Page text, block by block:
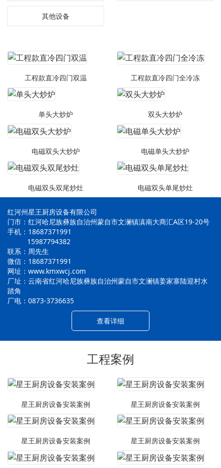
其他设备
工程款直冷四门双温 工程款直冷四门全冷冻
单头大炒炉 双头大炒炉
电磁双头大炒炉 电磁单头大炒炉
电磁双头双尾炒灶 电磁双头单尾炒灶
红河州星王厨房设备有限公司
门市：红河哈尼族彝族自治州蒙自市文澜镇滇南大商汇A区19-20号
手机：18687371991
15987794382
联系：周先生
微信：18687371991
网址：www.kmxwcj.com
厂址：云南省红河哈尼族彝族自治州蒙自市文澜镇姜家寨陆迎村水
踏角
厂电：0873-3736635
查看详细
工程案例
星王厨房设备安装案例 星王厨房设备安装案例
星王厨房设备安装案例 星王厨房设备安装案例